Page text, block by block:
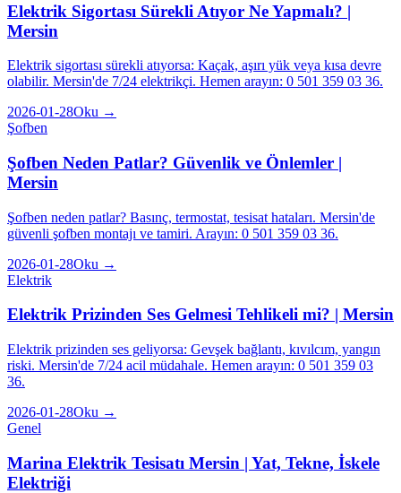
Elektrik Sigortası Sürekli Atıyor Ne Yapmalı? |
Mersin
Elektrik sigortası sürekli atıyorsa: Kaçak, aşırı yük veya kısa devre
olabilir. Mersin'de 7/24 elektrikçi. Hemen arayın: 0 501 359 03 36.
2026-01-28Oku →
Şofben
Şofben Neden Patlar? Güvenlik ve Önlemler |
Mersin
Şofben neden patlar? Basınç, termostat, tesisat hataları. Mersin'de
güvenli şofben montajı ve tamiri. Arayın: 0 501 359 03 36.
2026-01-28Oku →
Elektrik
Elektrik Prizinden Ses Gelmesi Tehlikeli mi? | Mersin
Elektrik prizinden ses geliyorsa: Gevşek bağlantı, kıvılcım, yangın
riski. Mersin'de 7/24 acil müdahale. Hemen arayın: 0 501 359 03
36.
2026-01-28Oku →
Genel
Marina Elektrik Tesisatı Mersin | Yat, Tekne, İskele
Elektriği